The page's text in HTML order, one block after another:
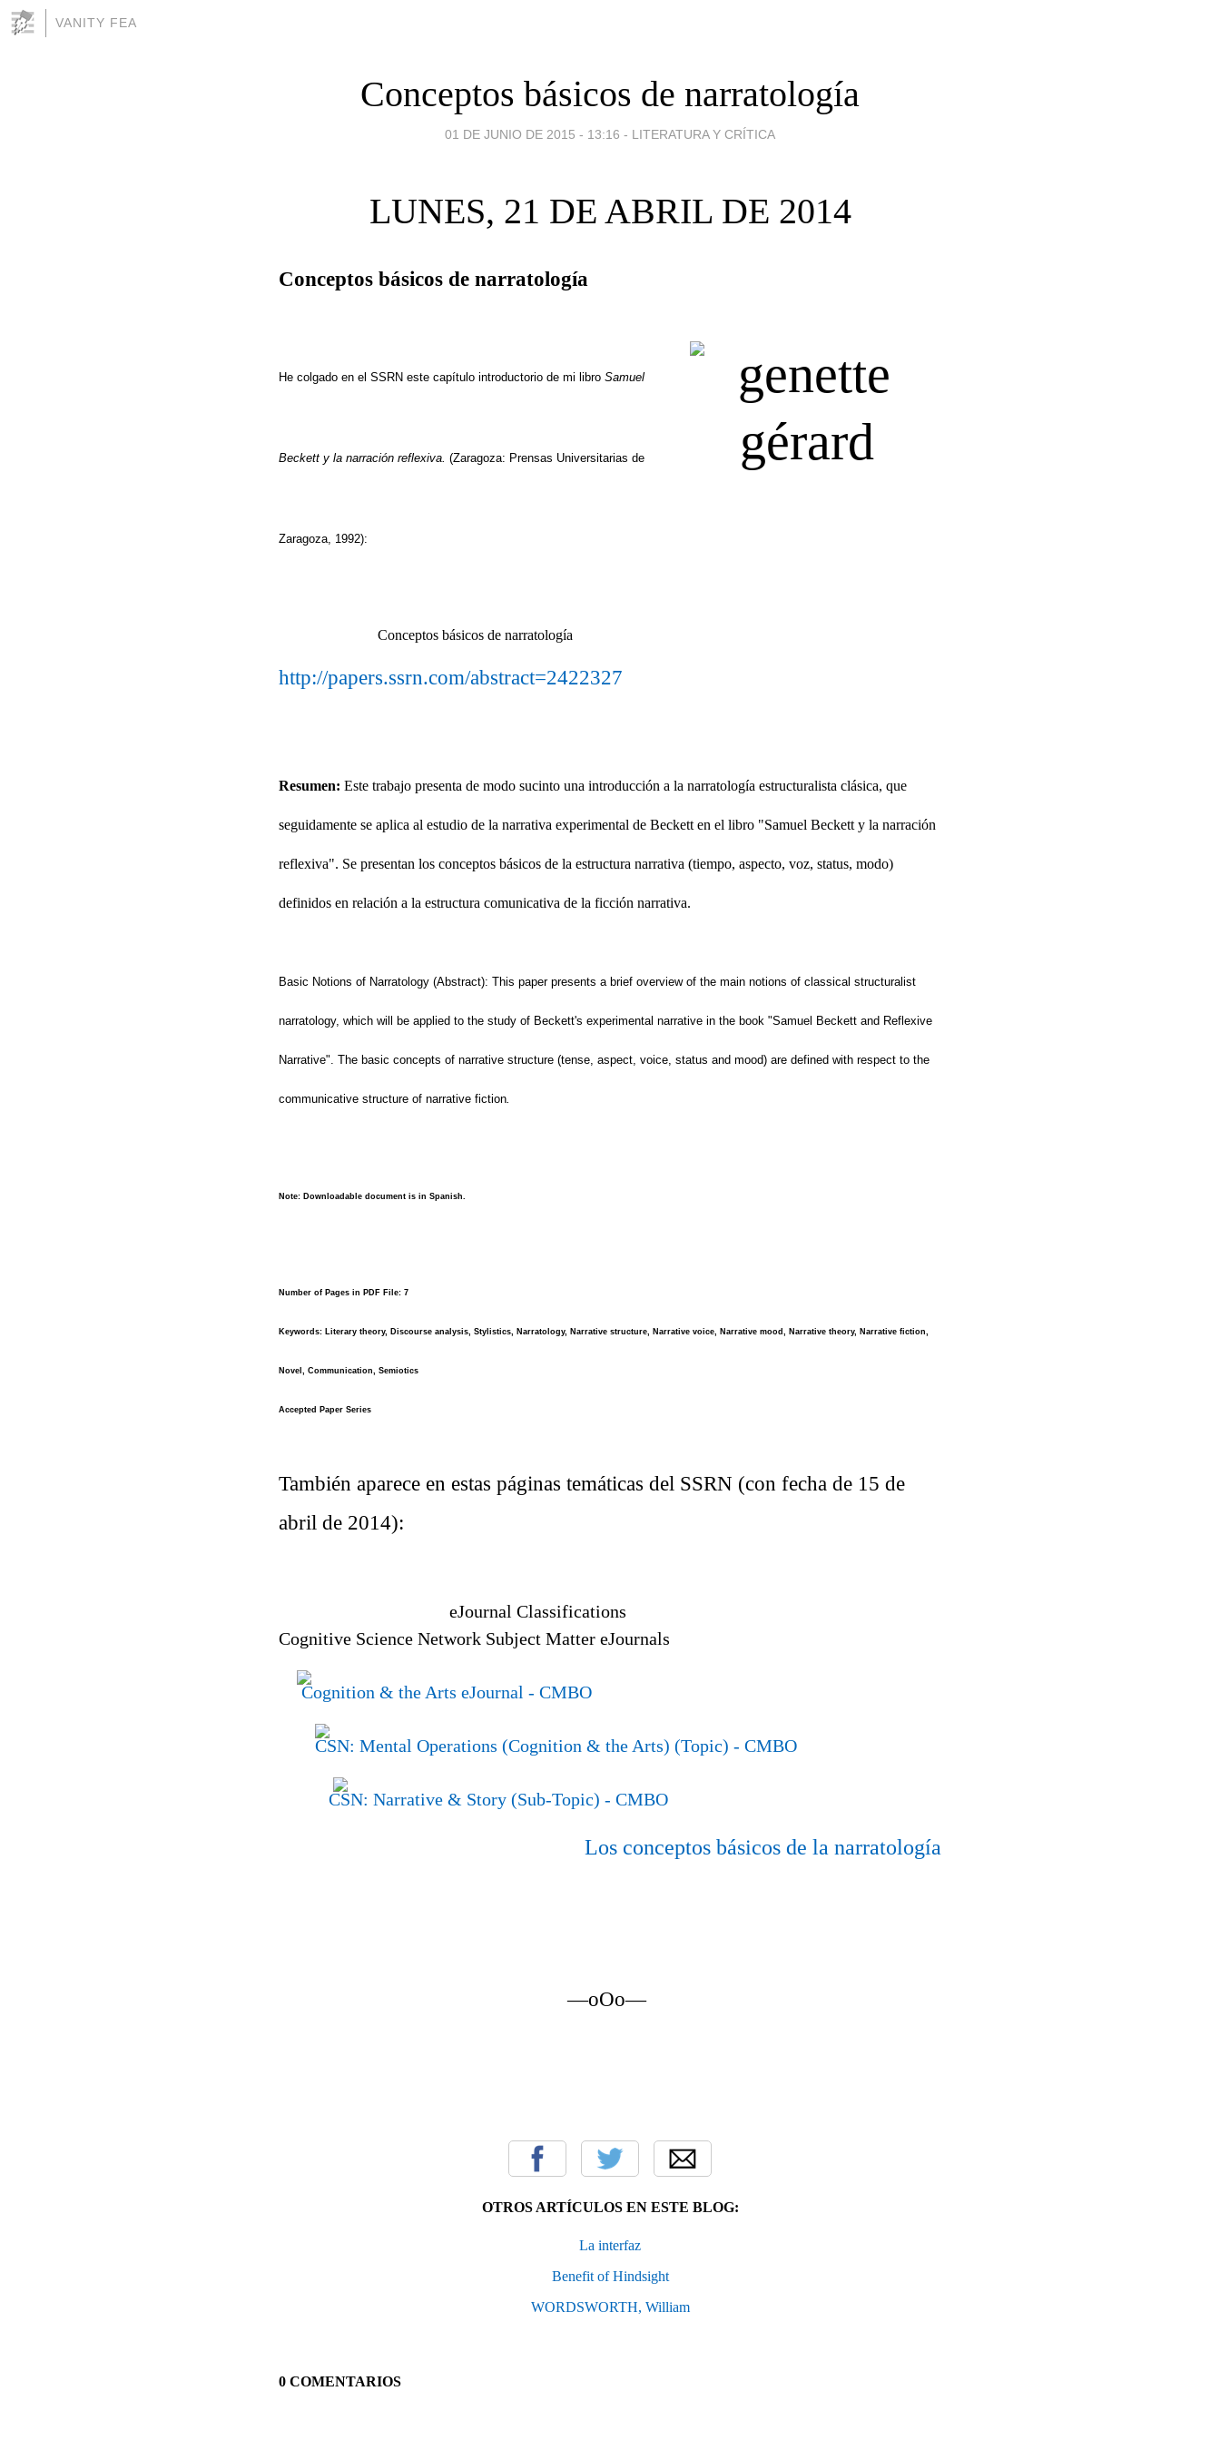
VANITY FEA
Conceptos básicos de narratología
01 DE JUNIO DE 2015 - 13:16 - LITERATURA Y CRÍTICA
LUNES, 21 DE ABRIL DE 2014
Conceptos básicos de narratología
He colgado en el SSRN este capítulo introductorio de mi libro Samuel
Beckett y la narración reflexiva. (Zaragoza: Prensas Universitarias de
Zaragoza, 1992):
Conceptos básicos de narratología
http://papers.ssrn.com/abstract=2422327
Resumen: Este trabajo presenta de modo sucinto una introducción a la narratología estructuralista clásica, que
seguidamente se aplica al estudio de la narrativa experimental de Beckett en el libro "Samuel Beckett y la narración
reflexiva". Se presentan los conceptos básicos de la estructura narrativa (tiempo, aspecto, voz, status, modo)
definidos en relación a la estructura comunicativa de la ficción narrativa.
Basic Notions of Narratology (Abstract): This paper presents a brief overview of the main notions of classical structuralist
narratology, which will be applied to the study of Beckett's experimental narrative in the book "Samuel Beckett and Reflexive
Narrative". The basic concepts of narrative structure (tense, aspect, voice, status and mood) are defined with respect to the
communicative structure of narrative fiction.
Note: Downloadable document is in Spanish.
Number of Pages in PDF File: 7
Keywords: Literary theory, Discourse analysis, Stylistics, Narratology, Narrative structure, Narrative voice, Narrative mood, Narrative theory, Narrative fiction,
Novel, Communication, Semiotics
Accepted Paper Series
También aparece en estas páginas temáticas del SSRN (con fecha de 15 de
abril de 2014):
eJournal Classifications
Cognitive Science Network Subject Matter eJournals
Cognition & the Arts eJournal - CMBO
CSN: Mental Operations (Cognition & the Arts) (Topic) - CMBO
CSN: Narrative & Story (Sub-Topic) - CMBO
Los conceptos básicos de la narratología
—oOo—
OTROS ARTÍCULOS EN ESTE BLOG:
La interfaz
Benefit of Hindsight
WORDSWORTH, William
0 COMENTARIOS